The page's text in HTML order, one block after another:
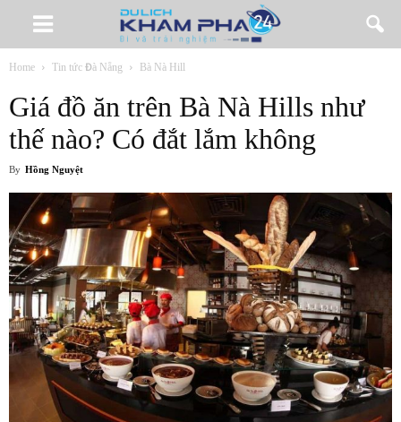
Home Tin tức Đà Nẵng Bà Nà Hill
Giá đồ ăn trên Bà Nà Hills như
thế nào? Có đắt lắm không
By Hồng Nguyệt